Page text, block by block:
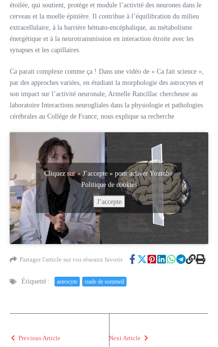
étoilée, qui soutient, protège et module l’activité des neurones dans le
cerveau et la moelle épinière. Il contribue à l’équilibration du milieu
extracellulaire, à la barrière hémato‑encéphalique, au métabolisme
énergétique et à la neurotransmission en interaction étroite avec les
synapses et les capillaires.
​Ca parait complexe comme ça ! Dans une vidéo de « Ca fait science »,
par des approches variées, en étudiant la morphologie des astrocytes et
son impact sur l’activité neuronale, Armelle Rancillac chercheuse au
laboratoire Interactions neurogliales dans la physiologie et pathologies
cérébrales au Collège de France, nous explique sa recherche
Cliquez sur « J’accepte » pour activer Youtube
Politique de cookies
J’accepte
Partager l'article sur vos réseaux favoris
Étiquetté : astrocyte stade de sommeil
Previous Article Next Article